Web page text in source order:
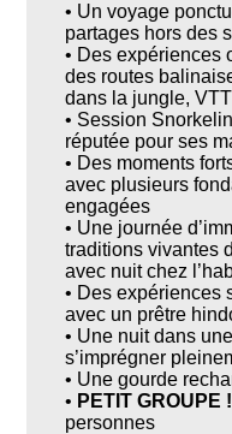
• Un voyage
partages hors des
• Des expériences
des routes
dans la jungle,
• Session
réputée pour ses
• Des moments
avec plusieurs
engagées
• Une journée
traditions vivantes
avec nuit chez
• Des expériences
avec un prêtre
• Une nuit dans
s’imprégner
• Une gourde
• PETIT GROUPE !
personnes